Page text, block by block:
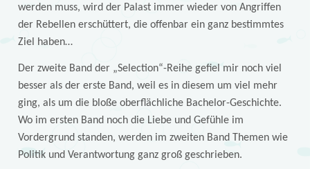
werden muss, wird der Palast immer wieder von Angriffen
der Rebellen erschüttert, die offenbar ein ganz bestimmtes
Ziel haben…
Der zweite Band der „Selection“-Reihe gefiel mir noch viel
besser als der erste Band, weil es in diesem um viel mehr
ging, als um die bloße oberflächliche Bachelor-Geschichte.
Wo im ersten Band noch die Liebe und Gefühle im
Vordergrund standen, werden im zweiten Band Themen wie
Politik und Verantwortung ganz groß geschrieben.